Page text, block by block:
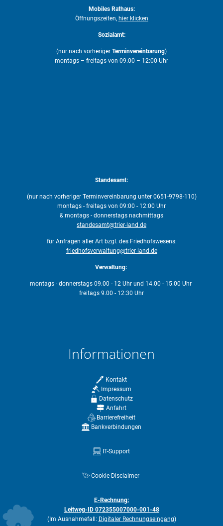
Mobiles Rathaus:
Öffnungszeiten, hier klicken
Sozialamt:
(nur nach vorheriger Terminvereinbarung)
montags – freitags von 09.00 – 12:00 Uhr
Standesamt:
(nur nach vorheriger Terminvereinbarung unter 0651-9798-110)
montags - freitags von 09:00 - 12:00 Uhr
& montags - donnerstags nachmittags
standesamt@trier-land.de
für Anfragen aller Art bzgl. des Friedhofswesens:
friedhofsverwaltung@trier-land.de
Verwaltung:
montags - donnerstags 09.00 - 12 Uhr und 14.00 - 15.00 Uhr
freitags 9.00 - 12:30 Uhr
Informationen
Kontakt
Impressum
Datenschutz
Anfahrt
Barrierefreiheit
Bankverbindungen
IT-Support
Cookie-Disclaimer
E-Rechnung:
Leitweg-ID 072355007000-001-48
(Im Ausnahmefall: Digitaler Rechnungseingang)